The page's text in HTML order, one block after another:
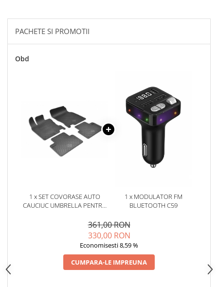
Piese Caroserie
Oglinzi
Lampi si Proiectoare Camion
Marcaje si Echipamente de
Siguranta
Accesorii Cabina Camion
Echipamente Electrice si
Uleiuri si Lichide Auto
Aditivi DPF, Sistem Racire si
Servodirectie
Antigel
PACHETE SI PROMOTII
Obd
1 x SET COVORASE AUTO
CAUCIUC UMBRELLA PENTRU
1 x MODULATOR FM
BLUETOOTH C59
361,00 RON
330,00 RON
Economisesti 8,59 %
CUMPARA-LE IMPREUNA